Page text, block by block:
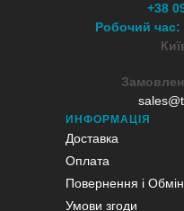
ИНФОРМАЦІЯ
Доставка
Оплата
Повернення і Обмін
Умови згоди
+38
Робочий час: